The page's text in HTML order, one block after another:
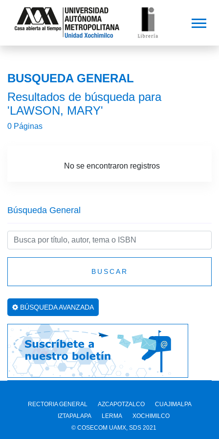
BUSQUEDA GENERAL
Resultados de búsqueda para
'LAWSON, MARY'
0 Páginas
No se encontraron registros
Búsqueda General
BUSCAR
BÚSQUEDA AVANZADA
RECTORIA GENERAL AZCAPOTZALCO
CUAJIMALPA
IZTAPALAPA
LERMA
XOCHIMILCO
© COSECOM UAMX, SDS 2021